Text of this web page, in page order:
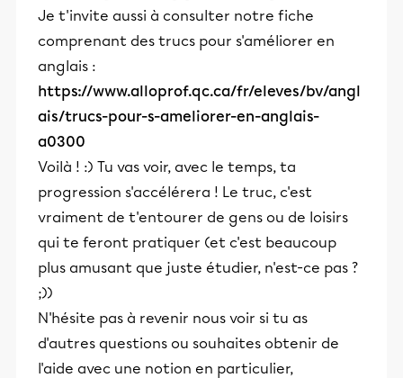
Je t'invite aussi à consulter notre fiche
comprenant des trucs pour s'améliorer en
anglais :
https://www.alloprof.qc.ca/fr/eleves/bv/angl
ais/trucs-pour-s-ameliorer-en-anglais-
a0300
Voilà ! :) Tu vas voir, avec le temps, ta
progression s'accélérera ! Le truc, c'est
vraiment de t'entourer de gens ou de loisirs
qui te feront pratiquer (et c'est beaucoup
plus amusant que juste étudier, n'est-ce pas ?
;))
N'hésite pas à revenir nous voir si tu as
d'autres questions ou souhaites obtenir de
l'aide avec une notion en particulier,